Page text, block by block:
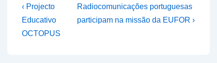
Navegação
de
artigos
Previous
Post
is
‹ Projecto
Educativo
OCTOPUS
Next
Post
Radiocomunicações portuguesas
participam na missão da EUFOR ›